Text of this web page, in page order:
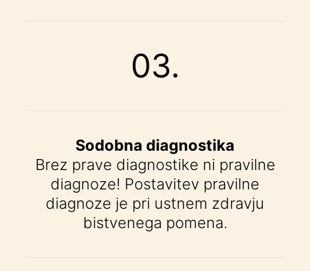
03.
Sodobna diagnostika
Brez prave diagnostike ni pravilne
diagnoze! Postavitev pravilne
diagnoze je pri ustnem zdravju
bistvenega pomena.